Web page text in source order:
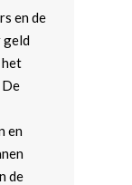
en de
geld
De
en
de